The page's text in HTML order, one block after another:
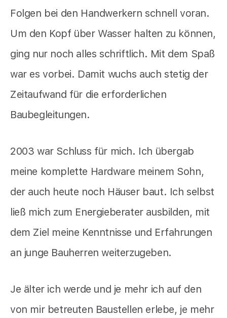
Folgen bei den Handwerkern schnell voran.
Um den Kopf über Wasser halten zu können,
ging nur noch alles schriftlich. Mit dem Spaß
war es vorbei. Damit wuchs auch stetig der
Zeitaufwand für die erforderlichen
Baubegleitungen.
2003 war Schluss für mich. Ich übergab
meine komplette Hardware meinem Sohn,
der auch heute noch Häuser baut. Ich selbst
ließ mich zum Energieberater ausbilden, mit
dem Ziel meine Kenntnisse und Erfahrungen
an junge Bauherren weiterzugeben.
Je älter ich werde und je mehr ich auf den
von mir betreuten Baustellen erlebe, je mehr